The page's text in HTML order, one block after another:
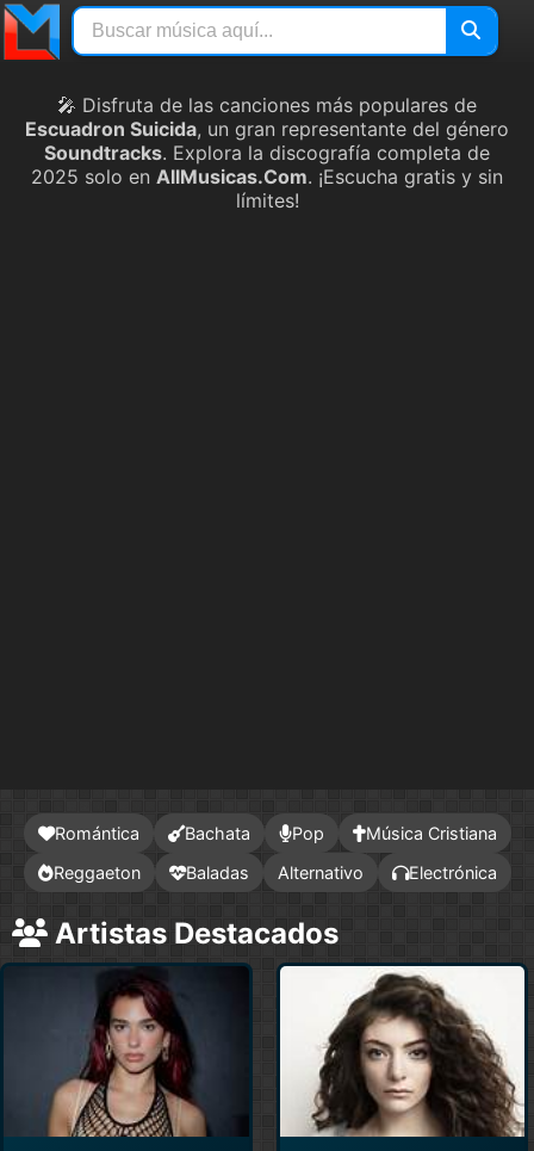
🎤 Disfruta de las canciones más populares de
Escuadron Suicida, un gran representante del género
Soundtracks. Explora la discografía completa de
2025 solo en AllMusicas.Com. ¡Escucha gratis y sin
límites!
Romántica Bachata Pop
Música Cristiana
Reggaeton
Baladas Alternativo Electrónica
Artistas Destacados